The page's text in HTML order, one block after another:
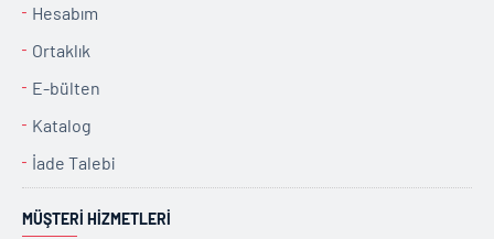
Hesabım
Ortaklık
E-bülten
Katalog
İade Talebi
MÜŞTERI HIZMETLERI